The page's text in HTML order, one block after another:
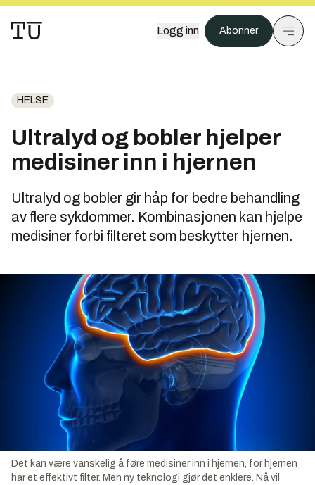
Logg inn Abonner
HELSE
Ultralyd og bobler hjelper
medisiner inn i hjernen
Ultralyd og bobler gir håp for bedre behandling
av flere sykdommer. Kombinasjonen kan hjelpe
medisiner forbi filteret som beskytter hjernen.
Det kan være vanskelig å føre medisiner inn i hjernen, for hjernen
har et effektivt filter. Men ny teknologi gjør det enklere. Nå vil